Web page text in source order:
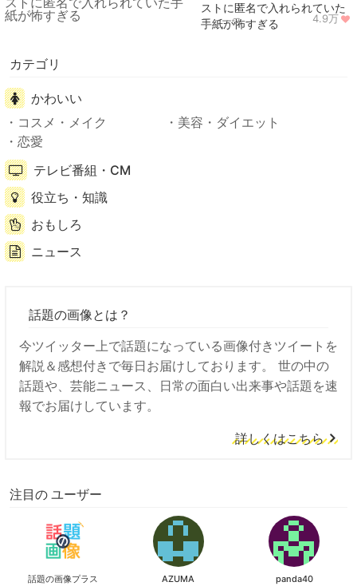
ストに匿名で入れられていた
手紙が怖すぎる
ニュース 4.9万
カテゴリ
かわいい
コスメ・メイク
美容・ダイエット
恋愛
テレビ番組・CM
役立ち・知識
おもしろ
ニュース
話題の画像とは？
今ツイッター上で話題になっている画像付きツイートを
解説＆感想付きで毎日お届けしております。 世の中の
話題や、芸能ニュース、日常の面白い出来事や話題を速
報でお届けしています。
詳しくはこちら
注目の ユーザー
話題の画像プラス AZUMA panda40